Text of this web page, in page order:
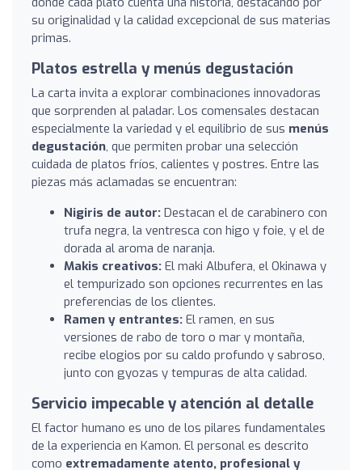
su originalidad y la calidad excepcional de sus materias
primas.
Platos estrella y menús degustación
La carta invita a explorar combinaciones innovadoras
que sorprenden al paladar. Los comensales destacan
especialmente la variedad y el equilibrio de sus menús
degustación, que permiten probar una selección
cuidada de platos fríos, calientes y postres. Entre las
piezas más aclamadas se encuentran:
Nigiris de autor: Destacan el de carabinero con
trufa negra, la ventresca con higo y foie, y el de
dorada al aroma de naranja.
Makis creativos: El maki Albufera, el Okinawa y
el tempurizado son opciones recurrentes en las
preferencias de los clientes.
Ramen y entrantes: El ramen, en sus
versiones de rabo de toro o mar y montaña,
recibe elogios por su caldo profundo y sabroso,
junto con gyozas y tempuras de alta calidad.
Servicio impecable y atención al detalle
El factor humano es uno de los pilares fundamentales
de la experiencia en Kamon. El personal es descrito
como extremadamente atento, profesional y